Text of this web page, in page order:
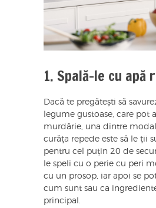
1. Spală-le cu apă
Dacă te pregătești să
legume gustoase, care pot
murdărie, una dintre
curăța repede este să le ții
pentru cel puțin 20 de
le speli cu o perie cu peri
cu un prosop, iar apoi se
cum sunt sau ca
principal.